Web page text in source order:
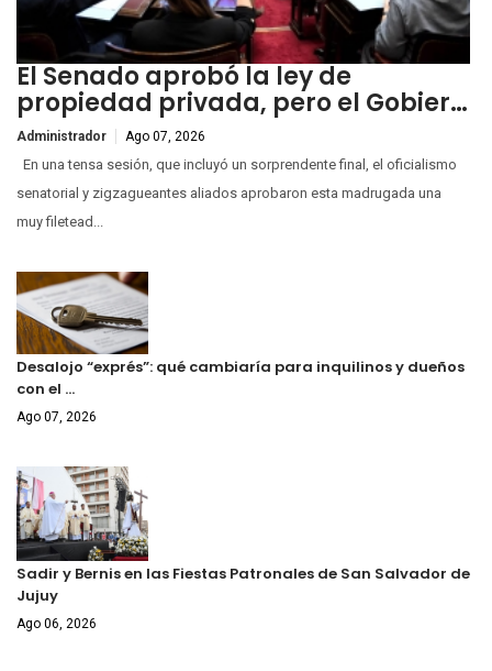
El Senado aprobó la ley de
propiedad privada, pero el Gobier…
Administrador Ago 07, 2026
En una tensa sesión, que incluyó un sorprendente final, el oficialismo
senatorial y zigzagueantes aliados aprobaron esta madrugada una
muy filetead...
Desalojo “exprés”: qué cambiaría para inquilinos y dueños
con el …
Ago 07, 2026
Sadir y Bernis en las Fiestas Patronales de San Salvador de
Jujuy
Ago 06, 2026